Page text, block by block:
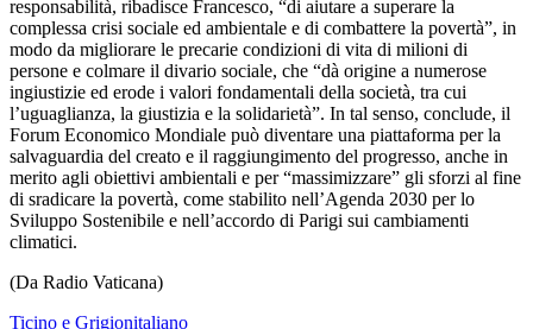
responsabilità, ribadisce Francesco, “di aiutare a superare la
complessa crisi sociale ed ambientale e di combattere la povertà”, in
modo da migliorare le precarie condizioni di vita di milioni di
persone e colmare il divario sociale, che “dà origine a numerose
ingiustizie ed erode i valori fondamentali della società, tra cui
l’uguaglianza, la giustizia e la solidarietà”. In tal senso, conclude, il
Forum Economico Mondiale può diventare una piattaforma per la
salvaguardia del creato e il raggiungimento del progresso, anche in
merito agli obiettivi ambientali e per “massimizzare” gli sforzi al fine
di sradicare la povertà, come stabilito nell’Agenda 2030 per lo
Sviluppo Sostenibile e nell’accordo di Parigi sui cambiamenti
climatici.
(Da Radio Vaticana)
Ticino e Grigionitaliano